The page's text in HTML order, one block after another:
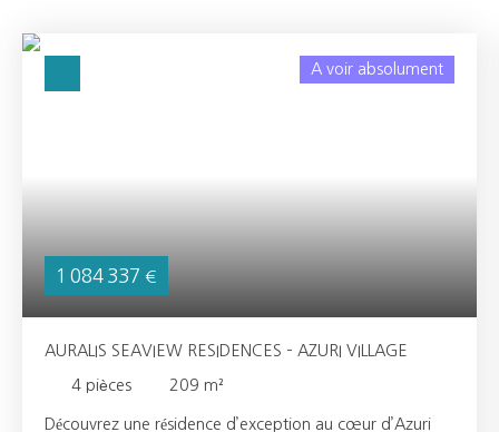
1 084 337€
A voir absolument
AURALIS SEAVIEW RESIDENCES – AZURI VILLAGE
4 pièces 209 m²
Découvrez une résidence d’exception au cœur d’Azuri